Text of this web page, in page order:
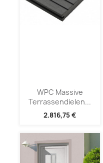
WPC Massive
Terrassendielen...
2.816,75 €